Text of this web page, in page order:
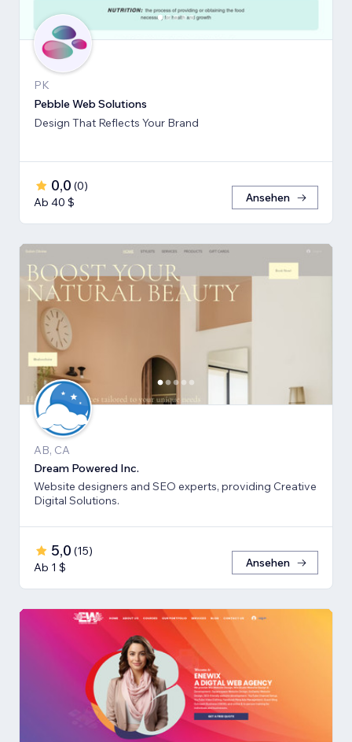
PK
Pebble Web Solutions
Design That Reflects Your Brand
0,0 (0)
Ab 40 $
Ansehen
AB, CA
Dream Powered Inc.
Website designers and SEO experts, providing Creative
Digital Solutions.
5,0 (15)
Ab 1 $
Ansehen